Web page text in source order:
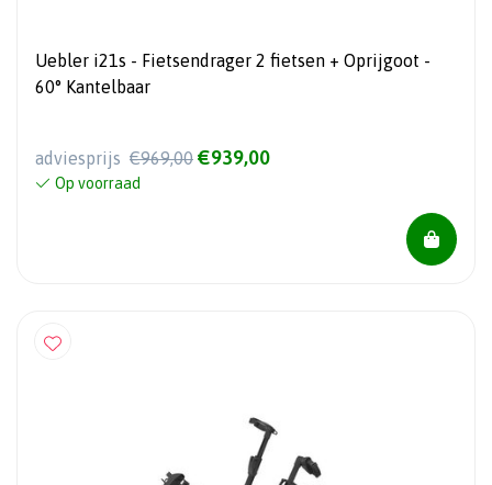
Uebler i21s - Fietsendrager 2 fietsen + Oprijgoot -
60° Kantelbaar
adviesprijs €969,00 €939,00
Op voorraad